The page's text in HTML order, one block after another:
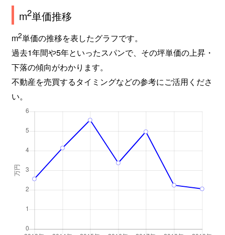
m2単価推移
m2単価の推移を表したグラフです。
過去1年間や5年といったスパンで、その坪単価の上昇・
下落の傾向がわかります。
不動産を売買するタイミングなどの参考にご活用くださ
い。